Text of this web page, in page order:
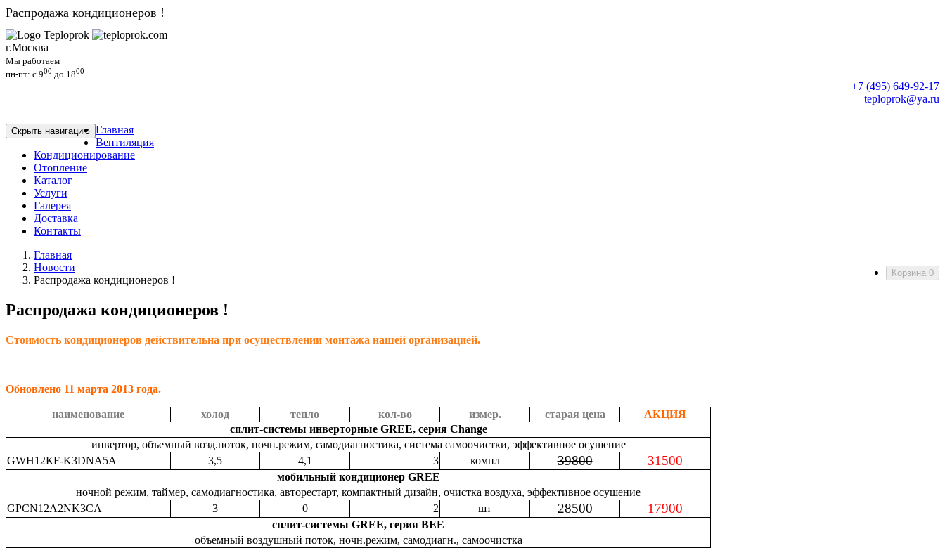
Распродажа кондиционеров !
г.Москва
Мы работаем
пн-пт: c 900 до 1800
+7 (495) 649-92-17
teploprok@ya.ru
Скрыть навигацию Главная
Вентиляция
Кондиционирование
Отопление
Каталог
Услуги
Галерея
Доставка
Контакты
Корзина 0
Главная
Новости
Распродажа кондиционеров !
Распродажа кондиционеров !
Стоимость кондиционеров действительна при осуществлении монтажа нашей организацией.
Обновлено 11 марта 2013 года.
наименование холод тепло кол-во измер. старая цена
АКЦИЯ
сплит-системы инверторные GREE, серия Change
инвертор, объемный возд.поток, ночн.режим, самодиагностика, система самоочистки, эффективное осушение
GWH12КF-K3DNA5A
3,5 4,1 3 компл 39800 31500
мобильный кондиционер GREE
ночной режим, таймер, самодиагностика, авторестарт, компактный дизайн, очистка воздуха, эффективное осушение
GPCN12A2NK3CA
3 0 2 шт 28500 17900
сплит-системы GREE, серия BEE
объемный воздушный поток, ночн.режим, самодиагн., самоочистка